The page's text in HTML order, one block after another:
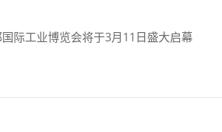
际工业博览会将于3月11日盛大启幕